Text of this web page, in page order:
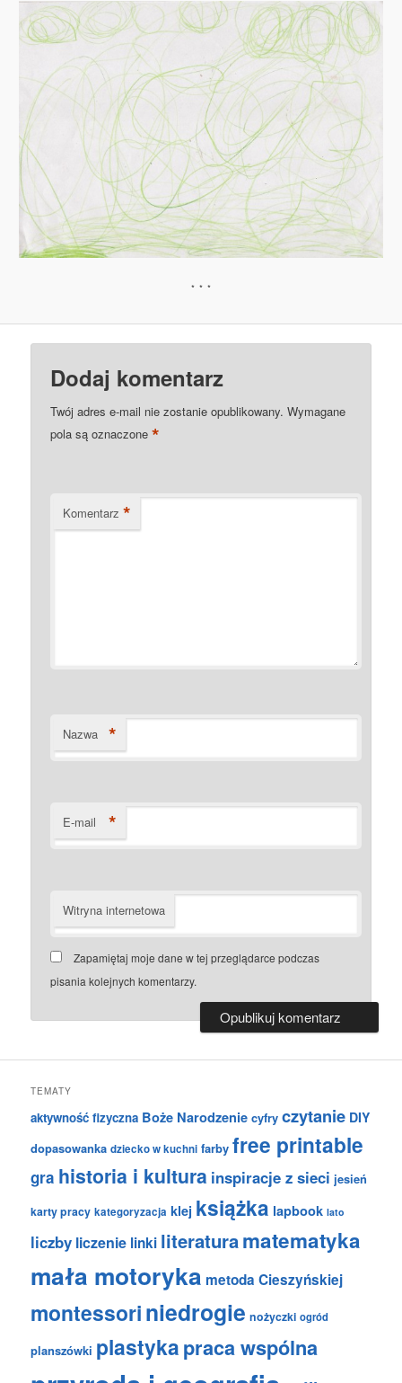
* * *
Dodaj komentarz
Twój adres e-mail nie zostanie opublikowany. Wymagane
pola są oznaczone*
Komentarz *
Nazwa *
E-mail *
Witryna internetowa
Zapamiętaj moje dane w tej przeglądarce podczas
pisania kolejnych komentarzy.
TEMATY
aktywność fizyczna Boże Narodzenie cyfry czytanie DIY
dopasowanka dziecko w kuchni farby free printable
gra historia i kultura inspiracje z sieci jesień
karty pracy kategoryzacja klej książka lapbook lato
liczby liczenie linki literaturamatematyka
mała motoryka metoda Cieszyńskiej
montessoriniedrogie nożyczki ogród
planszówki plastykapraca wspólna